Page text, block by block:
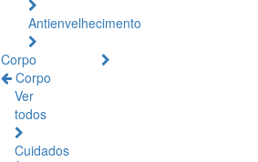
Antienvelhecimento
Corpo
Corpo
Ver
todos
Cuidados